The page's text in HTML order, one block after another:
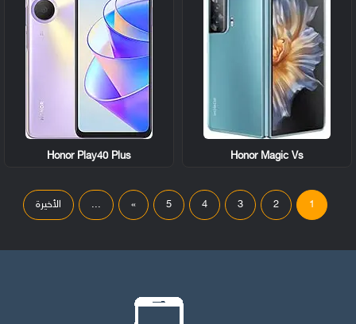
Honor Magic Vs
Honor Play40 Plus
1
2
3
4
5
»
... الأخيرة